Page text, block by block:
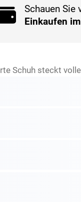
Schauen Sie
Einkaufen
Schuh steckt